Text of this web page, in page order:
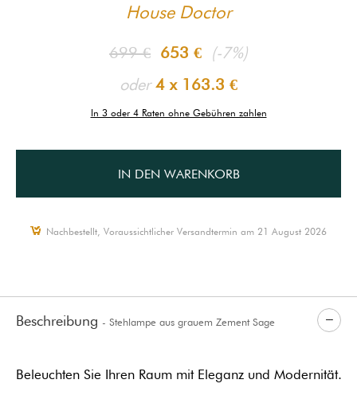
House Doctor
699 € 653 € (-7%)
oder4 x 163.3 €
In 3 oder 4 Raten ohne Gebühren zahlen
IN DEN WARENKORB
Nachbestellt, Voraussichtlicher Versandtermin am 21 August 2026
Beschreibung - Stehlampe aus grauem Zement Sage
Beleuchten Sie Ihren Raum mit Eleganz und Modernität.